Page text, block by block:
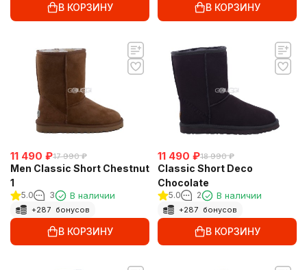
В КОРЗИНУ В КОРЗИНУ
11 490 ₽17 990 ₽
Men Classic Short Chestnut
1
5.0 3 В наличии
+287 бонусов
В КОРЗИНУ
11 490 ₽18 990 ₽
Classic Short Deco
Chocolate
5.0 2 В наличии
+287 бонусов
В КОРЗИНУ